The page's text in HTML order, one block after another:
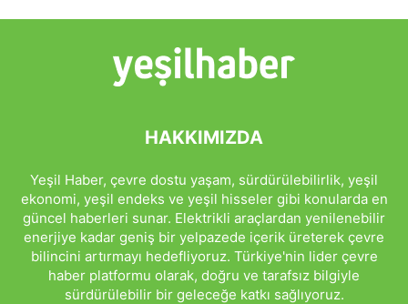
HAKKIMIZDA
Yeşil Haber, çevre dostu yaşam, sürdürülebilirlik, yeşil
ekonomi, yeşil endeks ve yeşil hisseler gibi konularda en
güncel haberleri sunar. Elektrikli araçlardan yenilenebilir
enerjiye kadar geniş bir yelpazede içerik üreterek çevre
bilincini artırmayı hedefliyoruz. Türkiye'nin lider çevre
haber platformu olarak, doğru ve tarafsız bilgiyle
sürdürülebilir bir geleceğe katkı sağlıyoruz.